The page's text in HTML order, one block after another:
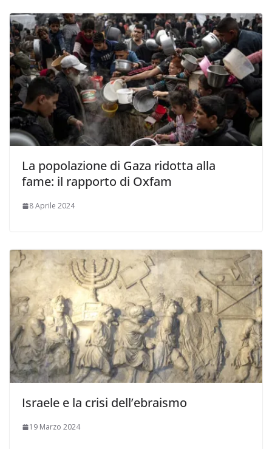
La popolazione di Gaza ridotta alla
fame: il rapporto di Oxfam
8 Aprile 2024
Israele e la crisi dell’ebraismo
19 Marzo 2024